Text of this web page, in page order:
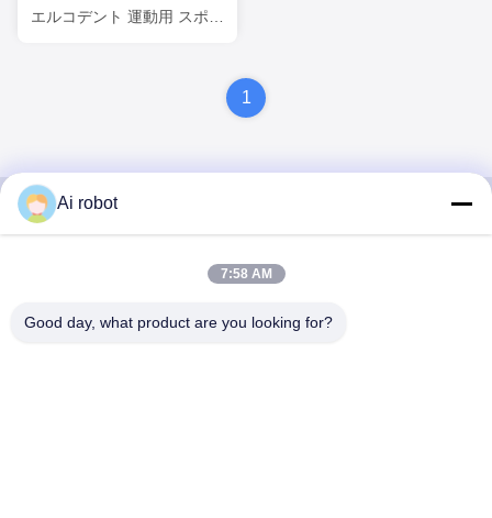
エルコデント 運動用 スポー
1
LABORATORY
Ai robot
7:58 AM
Good day, what product are you looking for?